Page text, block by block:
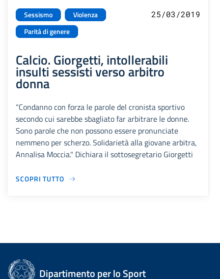
Sessismo
Violenza
Parità di genere
25/03/2019
Calcio. Giorgetti, intollerabili
insulti sessisti verso arbitro
donna
“Condanno con forza le parole del cronista sportivo
secondo cui sarebbe sbagliato far arbitrare le donne.
Sono parole che non possono essere pronunciate
nemmeno per scherzo. Solidarietà alla giovane arbitra,
Annalisa Moccia." Dichiara il sottosegretario Giorgetti
SCOPRI TUTTO
Dipartimento per lo Sport